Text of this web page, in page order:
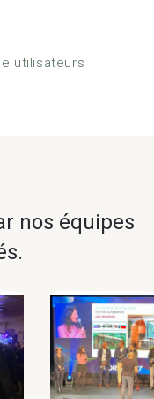
utilisateurs
nos équipes
.